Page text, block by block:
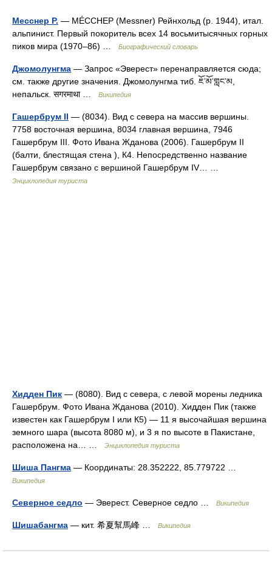
Месснер Р. — МÉССНЕР (Messner) Рейнхольд (р. 1944), итал.
альпинист. Первый покоритель всех 14 восьмитысячных горных
пиков мира (1970–86) …
Биографический словарь
Джомолунгма — Запрос «Эверест» перенаправляется сюда;
см. также другие значения. Джомолунгма тиб. ཇོ་མོ་གླང་མ,
непальск. सगरमाथा …
Википедия
Гашербрум II — (8034). Вид с севера на массив вершины.
7758 восточная вершина, 8034 главная вершина, 7946
Гашербрум III. Фото Ивана Жданова (2006). Гашербрум II
(балти, блестящая стена ), К4. Непосредственно название
Гашербрум связано с вершиной Гашербрум IV… …
Энциклопедия туриста
Хидден Пик — (8080). Вид с севера, с левой морены ледника
Гашербрум. Фото Ивана Жданова (2010). Хидден Пик (также
известен как Гашербрум I или К5) — 11 я высочайшая вершина
земного шара (высота 8080 м), и 3 я по высоте в Пакистане,
расположена на… …
Энциклопедия туриста
Шиша Пангма — Координаты: 28.352222, 85.779722 …
Википедия
Северное седло — Эверест. Северное седло … Википедия
Шишабангма — кит. 希夏幫馬峰 … Википедия